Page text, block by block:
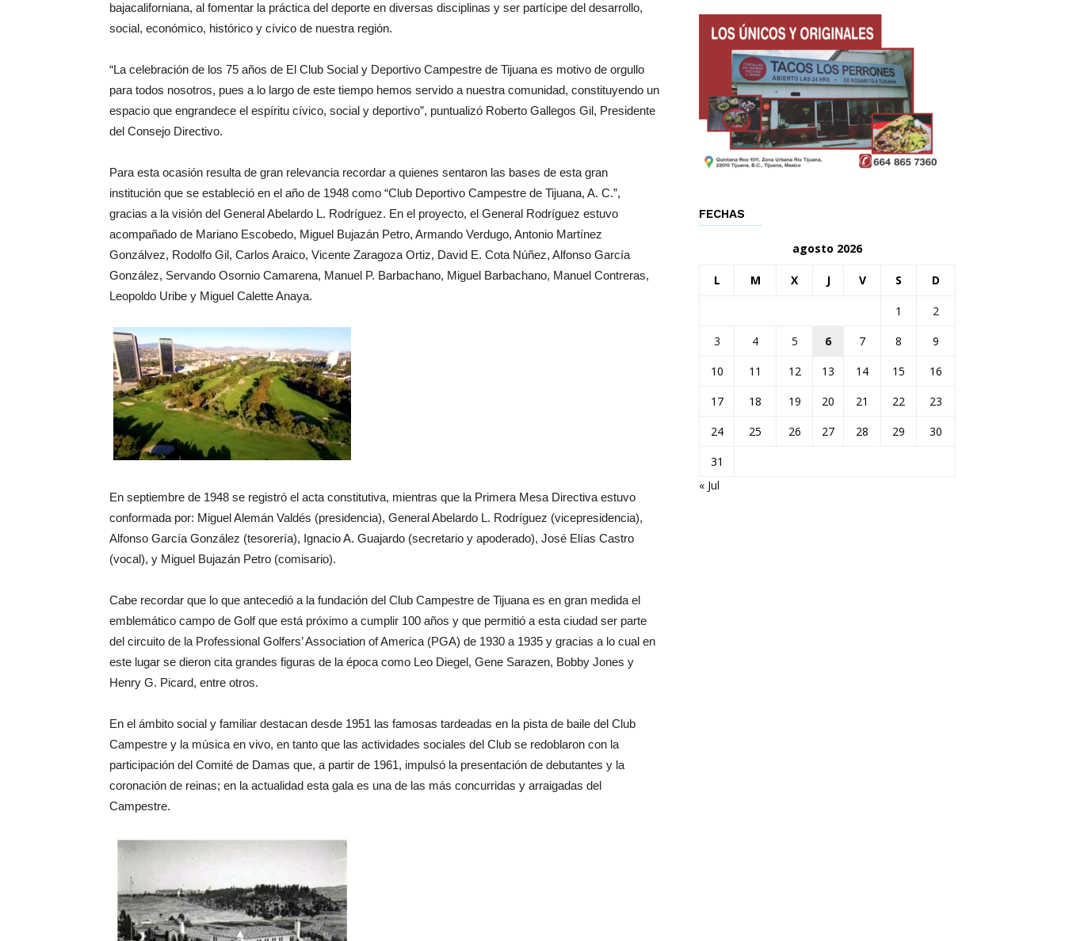
bajacaliforniana, al fomentar la práctica del deporte en diversas disciplinas y ser partícipe del desarrollo,
social, económico, histórico y cívico de nuestra región.
“La celebración de los 75 años de El Club Social y Deportivo Campestre de Tijuana es motivo de orgullo
para todos nosotros, pues a lo largo de este tiempo hemos servido a nuestra comunidad, constituyendo un
espacio que engrandece el espíritu cívico, social y deportivo”, puntualizó Roberto Gallegos Gil, Presidente
del Consejo Directivo.
Para esta ocasión resulta de gran relevancia recordar a quienes sentaron las bases de esta gran
institución que se estableció en el año de 1948 como “Club Deportivo Campestre de Tijuana, A. C.”,
gracias a la visión del General Abelardo L. Rodríguez. En el proyecto, el General Rodríguez estuvo
acompañado de Mariano Escobedo, Miguel Bujazán Petro, Armando Verdugo, Antonio Martínez
Gonzálvez, Rodolfo Gil, Carlos Araico, Vicente Zaragoza Ortiz, David E. Cota Núñez, Alfonso García
González, Servando Osornio Camarena, Manuel P. Barbachano, Miguel Barbachano, Manuel Contreras,
Leopoldo Uribe y Miguel Calette Anaya.
En septiembre de 1948 se registró el acta constitutiva, mientras que la Primera Mesa Directiva estuvo
conformada por: Miguel Alemán Valdés (presidencia), General Abelardo L. Rodríguez (vicepresidencia),
Alfonso García González (tesorería), Ignacio A. Guajardo (secretario y apoderado), José Elías Castro
(vocal), y Miguel Bujazán Petro (comisario).
Cabe recordar que lo que antecedió a la fundación del Club Campestre de Tijuana es en gran medida el
emblemático campo de Golf que está próximo a cumplir 100 años y que permitió a esta ciudad ser parte
del circuito de la Professional Golfers’ Association of America (PGA) de 1930 a 1935 y gracias a lo cual en
este lugar se dieron cita grandes figuras de la época como Leo Diegel, Gene Sarazen, Bobby Jones y
Henry G. Picard, entre otros.
En el ámbito social y familiar destacan desde 1951 las famosas tardeadas en la pista de baile del Club
Campestre y la música en vivo, en tanto que las actividades sociales del Club se redoblaron con la
participación del Comité de Damas que, a partir de 1961, impulsó la presentación de debutantes y la
coronación de reinas; en la actualidad esta gala es una de las más concurridas y arraigadas del
Campestre.
FECHAS
agosto 2026
L M X J V S D
1
2
3
4 5 6 7 8
9
10
11 12 13 14 15
16
17
18 19 20 21 22
23
24
25 26 27 28 29
30
31
« Jul